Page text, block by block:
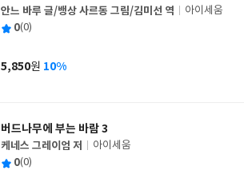
글
쓴
안느 바루 글/뱅상 사르동 그림/김미선 역
출
사
아이세움
평 0(0)
가
5,850원 10%
버드나무에 부는 바람 3
글
쓴
케네스 그레이엄 저
출
아이세움
평 0(0)